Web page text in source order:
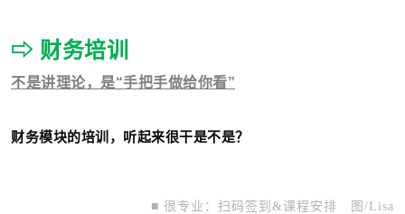
⇨ 财务培训
不是讲理论，是“手把手做给你看”
财务模块的培训，听起来很干是不是？
■ 很专业：扫码签到&课程安排 图/Lisa